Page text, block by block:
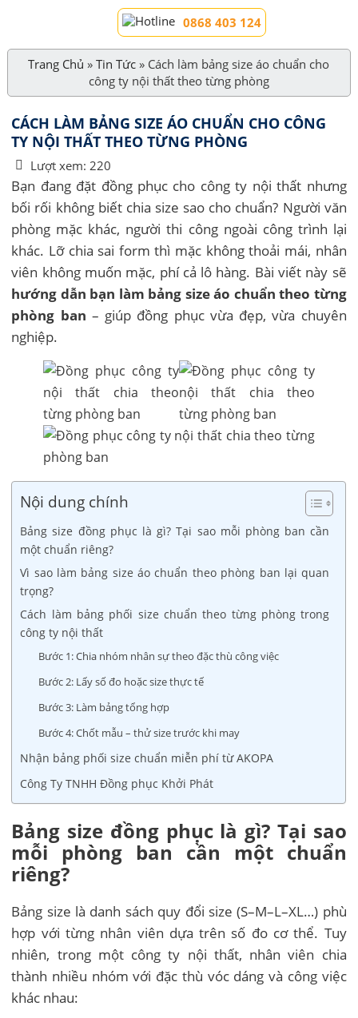
0868 403 124
Trang Chủ »Tin Tức » Cách làm bảng size áo chuẩn cho
công ty nội thất theo từng phòng
CÁCH LÀM BẢNG SIZE ÁO CHUẨN CHO CÔNG
TY NỘI THẤT THEO TỪNG PHÒNG
Lượt xem: 220
Bạn đang đặt đồng phục cho công ty nội thất nhưng
bối rối không biết chia size sao cho chuẩn? Người văn
phòng mặc khác, người thi công ngoài công trình lại
khác. Lỡ chia sai form thì mặc không thoải mái, nhân
viên không muốn mặc, phí cả lô hàng. Bài viết này sẽ
hướng dẫn bạn làm bảng size áo chuẩn theo từng
phòng ban – giúp đồng phục vừa đẹp, vừa chuyên
nghiệp.
Nội dung chính
Bảng size đồng phục là gì? Tại sao mỗi phòng ban cần
một chuẩn riêng?
Vì sao làm bảng size áo chuẩn theo phòng ban lại quan
trọng?
Cách làm bảng phối size chuẩn theo từng phòng trong
công ty nội thất
Bước 1: Chia nhóm nhân sự theo đặc thù công việc
Bước 2: Lấy số đo hoặc size thực tế
Bước 3: Làm bảng tổng hợp
Bước 4: Chốt mẫu – thử size trước khi may
Nhận bảng phối size chuẩn miễn phí từ AKOPA
Công Ty TNHH Đồng phục Khởi Phát
Bảng size đồng phục là gì? Tại sao
mỗi phòng ban cần một chuẩn
riêng?
Bảng size là danh sách quy đổi size (S–M–L–XL…) phù
hợp với từng nhân viên dựa trên số đo cơ thể. Tuy
nhiên, trong một công ty nội thất, nhân viên chia
thành nhiều nhóm với đặc thù vóc dáng và công việc
khác nhau: